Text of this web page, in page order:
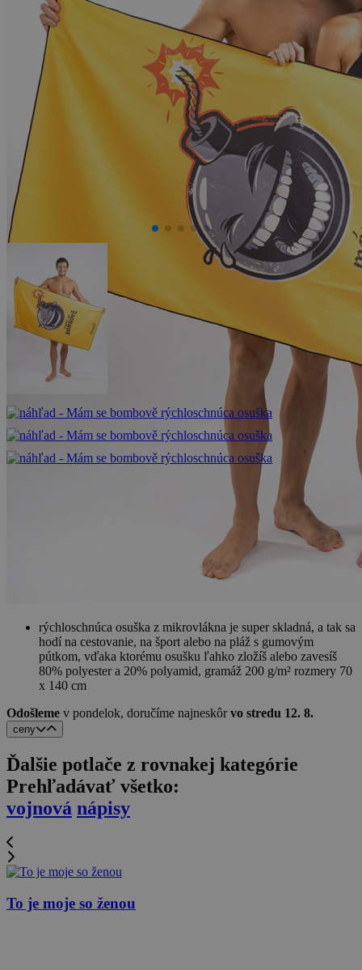
rýchloschnúca osuška z mikrovlákna je super skladná, a tak sa
hodí na cestovanie, na šport alebo na pláž s gumovým
pútkom, vďaka ktorému osušku ľahko zložíš alebo zavesíš
80% polyester a 20% polyamid, gramáž 200 g/m² rozmery 70
x 140 cm
Odošleme v pondelok, doručíme najneskôrvo stredu 12. 8.
ceny
Ďalšie potlače z rovnakej kategórie
Prehľadávať všetko:
vojnová nápisy
To je moje so ženou